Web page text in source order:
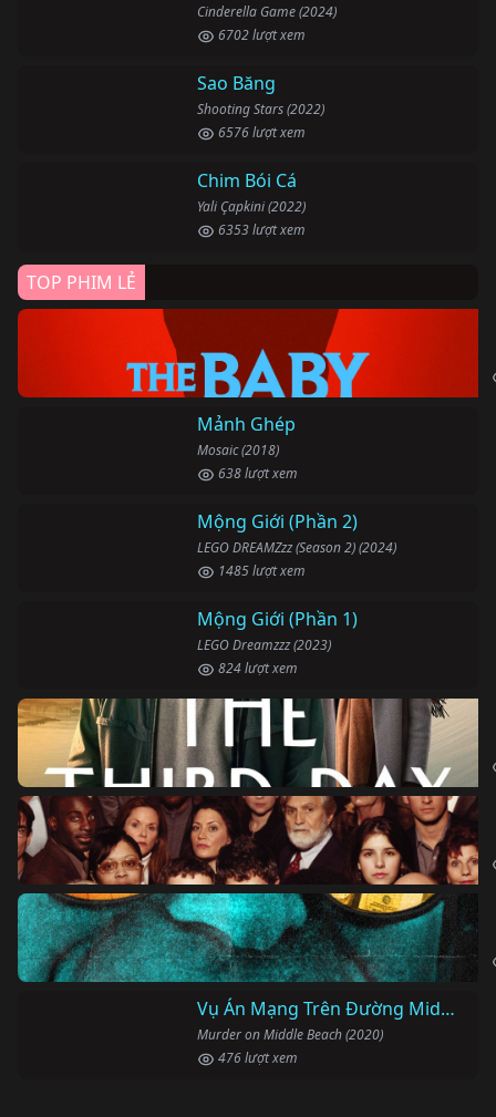
Cinderella Game (2024)
6702 lượt xem
Sao Băng
Shooting Stars (2022)
6576 lượt xem
Chim Bói Cá
Yali Çapkini (2022)
6353 lượt xem
TOP PHIM LẺ
Mảnh Ghép
Mosaic (2018)
638 lượt xem
Mộng Giới (Phần 2)
LEGO DREAMZzz (Season 2) (2024)
1485 lượt xem
Mộng Giới (Phần 1)
LEGO Dreamzzz (2023)
824 lượt xem
Vụ Án Mạng Trên Đường Middle Beach
Murder on Middle Beach (2020)
476 lượt xem